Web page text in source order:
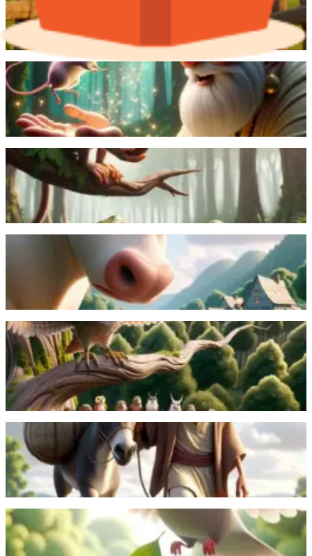
mjölkbytta, och hennes drömmar går i kras.
Läs mer
En helig man förvandlar en enkel mus till en vacker
flicka, men hon väljer till slut att återgå till sin sanna
natur.
Läs mer
En apa överlistar en krokodil som vill förråda deras
vänskap för att behaga sin fru och de skiljs som
ovänner.
Läs mer
I en by vid en sjö råkar en stor, vänlig tjur trampa på en
liten mus svans. Musen försöker hämnas men
misslyckas och inser att det är meningslöst.
En vis uggla varnade de andra fåglarna för att låta
hökträdsfön slå rot. Men fåglarna brydde sig inte om
varningen, vilket ledde till att träden växte. Hökar
flyttade in och blev till en fara för fåglarna.
Läs mer
En listig åsna försöker lätta sin last av salt genom att
låtsas falla i en flod, men lär sig en viktig läxa när
handlaren byter ut saltet mot bomull.
Läs mer
En myra räddas av en duva efter att ha fallit i vattnet.
Senare räddar myran duvan från en jägare.